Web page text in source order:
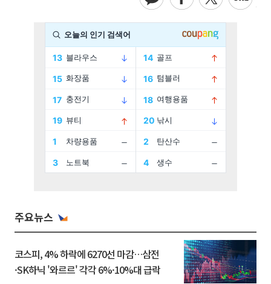
주요뉴스
코스피, 4% 하락에 6270선 마감…삼전
·SK하닉 '와르르' 각각 6%·10%대 급락